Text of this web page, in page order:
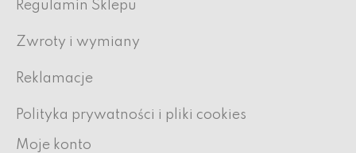
Regulamin Sklepu
Zwroty i wymiany
Reklamacje
Polityka prywatności i pliki cookies
Moje konto